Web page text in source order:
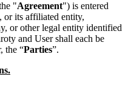
"Agreement") is entered
or its affiliated entity,
or other legal entity identified
and User shall each be
the “Parties”.